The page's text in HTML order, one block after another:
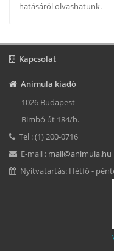
hatásáról olvashatunk.
Kapcsolat
Animula kiadó
1026 Budapest
Bimbó út 184/b.
Tel : (1) 200-0716
E-mail : mail@animula.hu
Nyitvatartás: Hétfő -